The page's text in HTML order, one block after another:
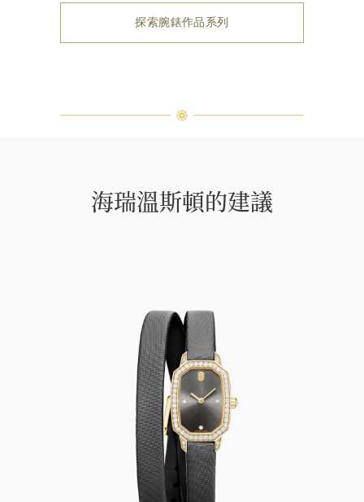
探索腕錶作品系列
海瑞溫斯頓的建議